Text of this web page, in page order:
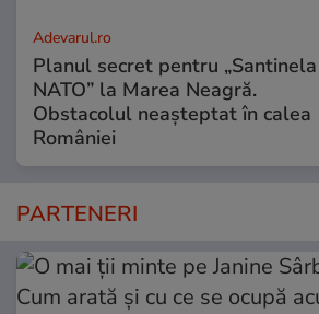
Adevarul.ro
Planul secret pentru „Santinela
NATO” la Marea Neagră.
Obstacolul neașteptat în calea
României
PARTENERI